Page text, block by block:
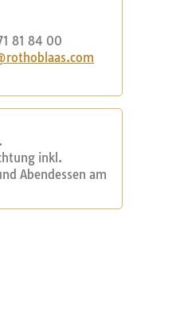
81 84 00
inkl.
Abendessen am